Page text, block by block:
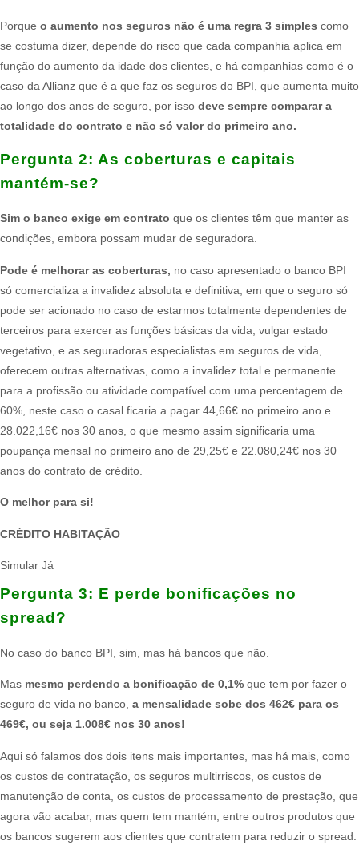
Porque o aumento nos seguros não é uma regra 3 simples como
se costuma dizer, depende do risco que cada companhia aplica em
função do aumento da idade dos clientes, e há companhias como é o
caso da Allianz que é a que faz os seguros do BPI, que aumenta muito
ao longo dos anos de seguro, por isso deve sempre comparar a
totalidade do contrato e não só valor do primeiro ano.
Pergunta 2:​ As coberturas e capitais
mantém-se?
Sim o banco exige em contrato que os clientes têm que manter as
condições, embora possam mudar de seguradora.
Pode é melhorar as coberturas, no caso apresentado o banco BPI
só comercializa a invalidez absoluta e definitiva, em que o seguro só
pode ser acionado no caso de estarmos totalmente dependentes de
terceiros para exercer as funções básicas da vida, vulgar estado
vegetativo, e as seguradoras especialistas em seguros de vida,
oferecem outras alternativas, como a invalidez total e permanente
para a profissão ou atividade compatível com uma percentagem de
60%, neste caso o casal ficaria a pagar 44,66€ no primeiro ano e
28.022,16€ nos 30 anos, o que mesmo assim significaria uma
poupança mensal no primeiro ano de 29,25€ e 22.080,24€ nos 30
anos do contrato de crédito.
O melhor para si!
CRÉDITO HABITAÇÃO
Simular Já
Pergunta 3:​ E perde bonificações no
spread?​
No caso do banco BPI, sim, mas há bancos que não.​
Mas mesmo perdendo a bonificação de 0,1% que tem por fazer o
seguro de vida no banco, a mensalidade sobe dos 462€ para os
469€, ou seja 1.008€ nos 30 anos!
Aqui só falamos dos dois itens mais importantes, mas há mais, como
os custos de contratação, os seguros multirriscos, os custos de
manutenção de conta, os custos de processamento de prestação, que
agora vão acabar, mas quem tem mantém, entre outros produtos que
os bancos sugerem aos clientes que contratem para reduzir o spread.